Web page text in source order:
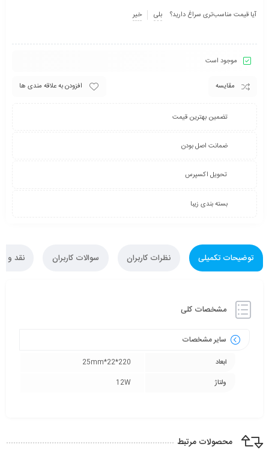
آیا قیمت مناسب‌تری سراغ دارید؟ بلی خیر
موجود است
مقایسه افزودن به علاقه مندی ها
تضمین بهترین قیمت
ضمانت اصل بودن
تحویل اکسپرس
بسته بندی زیبا
توضیحات تکمیلی نظرات کاربران سوالات کاربران نقد و
مشخصات کلی
سایر مشخصات
ابعاد
220*22*25mm
ولتاژ
12W
محصولات مرتبط